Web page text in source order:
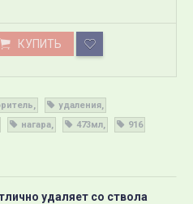
КУПИТЬ
удаления
нагара 473мл 916
удаляет со ствола